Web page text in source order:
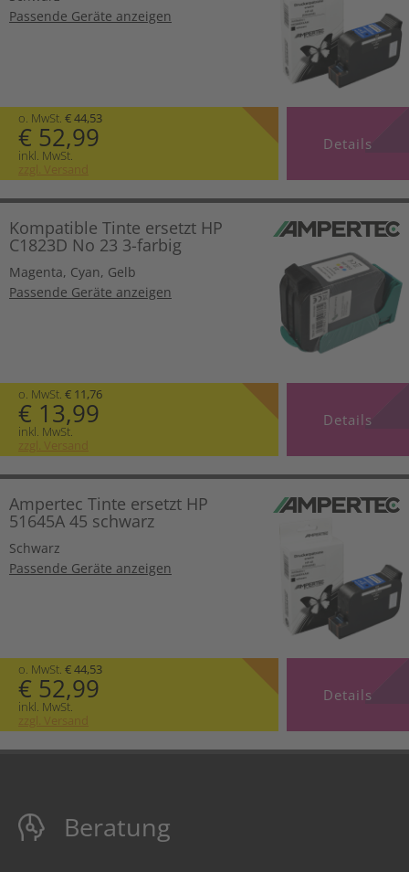
Passende Geräte anzeigen
o. MwSt. € 44,53
€ 52,99
inkl. MwSt.
zzgl. Versand
Details
Kompatible Tinte ersetzt HP
C1823D No 23 3-farbig
Magenta, Cyan, Gelb
Passende Geräte anzeigen
o. MwSt. € 11,76
€ 13,99
inkl. MwSt.
zzgl. Versand
Details
Ampertec Tinte ersetzt HP
51645A 45 schwarz
Schwarz
Passende Geräte anzeigen
o. MwSt. € 44,53
€ 52,99
inkl. MwSt.
zzgl. Versand
Details
Beratung